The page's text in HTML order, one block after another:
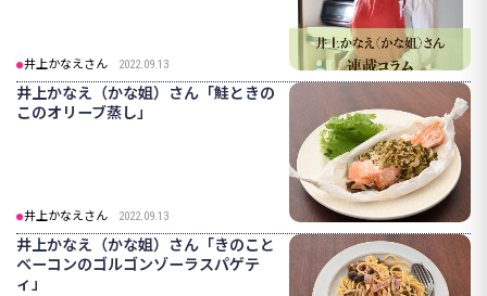
井上かなえさん 2022.09.13
井上かなえ（かな姐）さん「鮭ときの
このオリーブ蒸し」
井上かなえさん 2022.09.13
井上かなえ（かな姐）さん「きのこと
ベーコンのゴルゴンゾーラスパゲテ
ィ」